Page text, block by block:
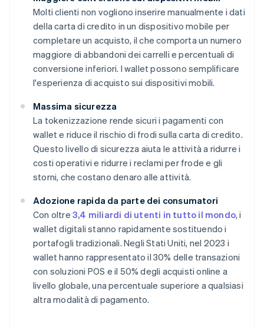
Molti clienti non vogliono inserire manualmente i dati
della carta di credito in un dispositivo mobile per
completare un acquisto, il che comporta un numero
maggiore di abbandoni dei carrelli e percentuali di
conversione inferiori. I wallet possono semplificare
l'esperienza di acquisto sui dispositivi mobili.
Massima sicurezza
La tokenizzazione rende sicuri i pagamenti con
wallet e riduce il rischio di frodi sulla carta di credito.
Questo livello di sicurezza aiuta le attività a ridurre i
costi operativi e ridurre i reclami per frode e gli
storni, che costano denaro alle attività.
Adozione rapida da parte dei consumatori
Con oltre 3,4 miliardi di utenti in tutto il mondo, i
wallet digitali stanno rapidamente sostituendo i
portafogli tradizionali. Negli Stati Uniti, nel 2023 i
wallet hanno rappresentato il 30% delle transazioni
con soluzioni POS e il 50% degli acquisti online a
livello globale, una percentuale superiore a qualsiasi
altra modalità di pagamento.